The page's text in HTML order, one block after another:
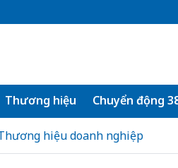
Thương hiệu Chuyển động
hiệu doanh nghiệp